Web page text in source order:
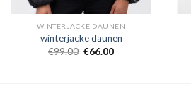
WINTERJACKE DAUNEN
winterjacke daunen
€99.00 €66.00